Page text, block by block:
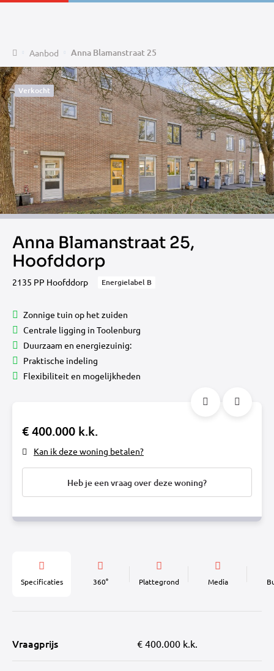
HomeAanbod Anna Blamanstraat 25
Verkocht
Anna Blamanstraat 25,
Hoofddorp
2135 PP Hoofddorp Energielabel B
Zonnige tuin op het zuiden
Centrale ligging in Toolenburg
Duurzaam en energiezuinig:
Praktische indeling
Flexibiliteit en mogelijkheden
€ 400.000 k.k.
Kan ik deze woning betalen?
Heb je een vraag over deze woning?
Specificaties 360° Plattegrond Media
Vraagprijs € 400.000 k.k.